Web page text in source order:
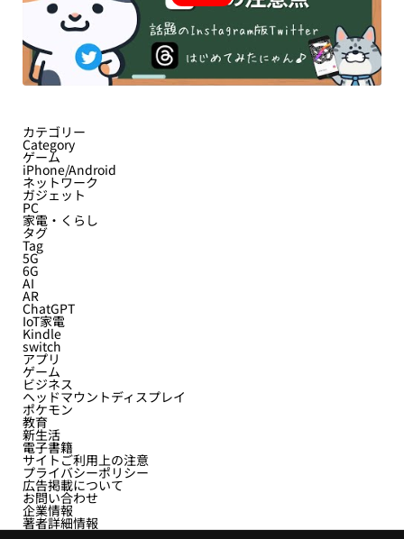
カテゴリー
Category
ゲーム
iPhone/Android
ネットワーク
ガジェット
PC
家電・くらし
タグ
Tag
5G
6G
AI
AR
ChatGPT
IoT家電
Kindle
switch
アプリ
ゲーム
ビジネス
ヘッドマウントディスプレイ
ポケモン
教育
新生活
電子書籍
サイトご利用上の注意
プライバシーポリシー
広告掲載について
お問い合わせ
企業情報
著者詳細情報